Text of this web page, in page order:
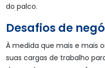
do palco.
Desafios de
À medida que mais e mais
suas cargas de trabalho